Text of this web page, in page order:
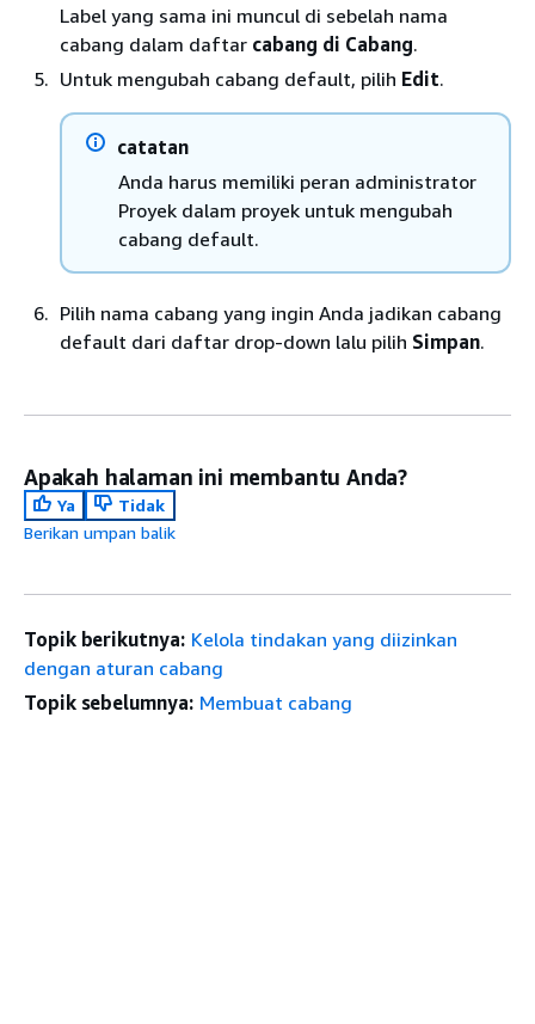
Label yang sama ini muncul di sebelah nama
cabang dalam daftar cabang di Cabang.
Untuk mengubah cabang default, pilih Edit.
catatan
Anda harus memiliki peran administrator
Proyek dalam proyek untuk mengubah
cabang default.
Pilih nama cabang yang ingin Anda jadikan cabang
default dari daftar drop-down lalu pilih Simpan.
Apakah halaman ini membantu Anda?
Ya
Tidak
Berikan umpan balik
Topik berikutnya: Kelola tindakan yang diizinkan
dengan aturan cabang
Topik sebelumnya: Membuat cabang